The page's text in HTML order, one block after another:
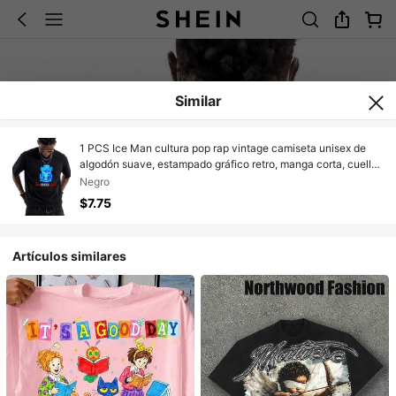
Similar
1 PCS Ice Man cultura pop rap vintage camiseta unisex de
algodón suave, estampado gráfico retro, manga corta, cuello
redondo, uso diario, hogar, conciertos, festivales música, ropa
urbana de verano
Negro
$7.75
Artículos similares